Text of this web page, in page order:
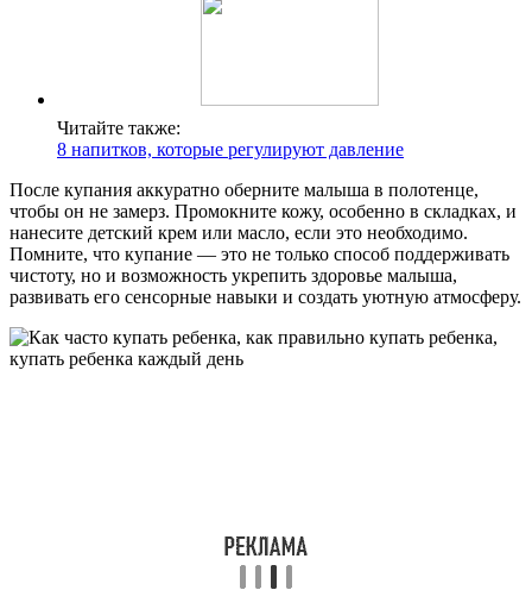
Читайте также:
8 напитков, которые регулируют давление
После купания аккуратно оберните малыша в полотенце,
чтобы он не замерз. Промокните кожу, особенно в складках, и
нанесите детский крем или масло, если это необходимо.
Помните, что купание — это не только способ поддерживать
чистоту, но и возможность укрепить здоровье малыша,
развивать его сенсорные навыки и создать уютную атмосферу.